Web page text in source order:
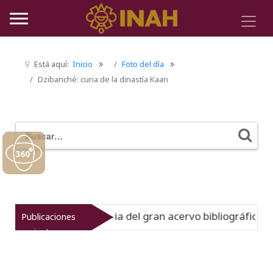
Está aquí: Inicio
Foto del día
Dzibanché: cuna de la dinastía Kaan
Buscar
Publicaciones
recientes
muestra la historia del gran acervo bibliográfico